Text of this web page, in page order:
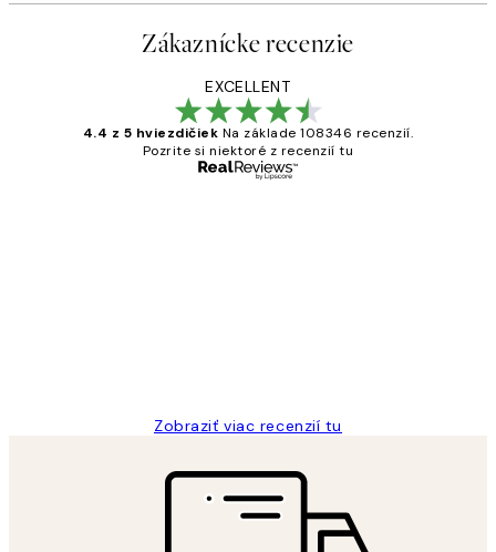
Zákaznícke recenzie
EXCELLENT
4.4 z 5 hviezdičiek Na základe 108346 recenzií.
Pozrite si niektoré z recenzií tu
Zobraziť viac recenzií tu